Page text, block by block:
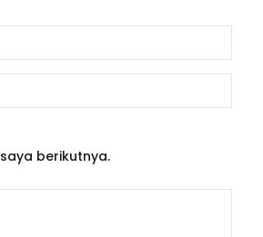
berikutnya.